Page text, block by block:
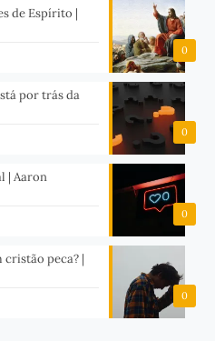
0
de Espírito |
0
por trás da
0
| Aaron
0
cristão peca? |